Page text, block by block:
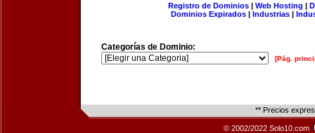
Registro de Dominios| Web Hosting |
Dominios Expirados | Industrias |
Categorías de Dominio:
[Pág.
** Precios
© 2002/2022 Solo10.com